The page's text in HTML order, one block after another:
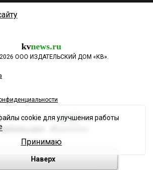
kvnews.ru
ООО ИЗДАТЕЛЬСКИЙ ДОМ «КВ».
сайта
Наверх
cookie для улучшения работы
Принимаю